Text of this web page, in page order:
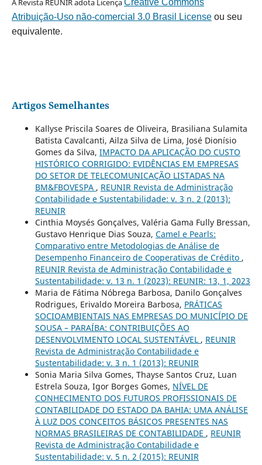
A Revista REUNIR adota LicençaCreative Commons
Atribuição-Uso não-comercial 3.0 Brasil Licenseou seu
equivalente.
Artigos Semelhantes
Kallyse Priscila Soares de Oliveira, Brasiliana Sulamita
Batista Cavalcanti, Ailza Silva de Lima, José Dionísio
Gomes da Silva, IMPACTO DA APLICAÇÃO DO CUSTO
HISTÓRICO CORRIGIDO: EVIDÊNCIAS EM EMPRESAS
DO SETOR DE TELECOMUNICAÇÃO LISTADAS NA
BM&FBOVESPA , REUNIR Revista de Administração
Contabilidade e Sustentabilidade: v. 3 n. 2 (2013):
REUNIR
Cinthia Moysés Gonçalves, Valéria Gama Fully Bressan,
Gustavo Henrique Dias Souza, Camel e Pearls:
Comparativo entre Metodologias de Análise de
Desempenho Financeiro de Cooperativas de Crédito ,
REUNIR Revista de Administração Contabilidade e
Sustentabilidade: v. 13 n. 1 (2023): REUNIR: 13, 1, 2023
Maria de Fátima Nóbrega Barbosa, Danilo Gonçalves
Rodrigues, Erivaldo Moreira Barbosa, PRÁTICAS
SOCIOAMBIENTAIS NAS EMPRESAS DO MUNICÍPIO DE
SOUSA – PARAÍBA: CONTRIBUIÇÕES AO
DESENVOLVIMENTO LOCAL SUSTENTÁVEL , REUNIR
Revista de Administração Contabilidade e
Sustentabilidade: v. 3 n. 1 (2013): REUNIR
Sonia Maria Silva Gomes, Thayse Santos Cruz, Luan
Estrela Souza, Igor Borges Gomes, NÍVEL DE
CONHECIMENTO DOS FUTUROS PROFISSIONAIS DE
CONTABILIDADE DO ESTADO DA BAHIA: UMA ANÁLISE
À LUZ DOS CONCEITOS BÁSICOS PRESENTES NAS
NORMAS BRASILEIRAS DE CONTABILIDADE , REUNIR
Revista de Administração Contabilidade e
Sustentabilidade: v. 5 n. 2 (2015): REUNIR